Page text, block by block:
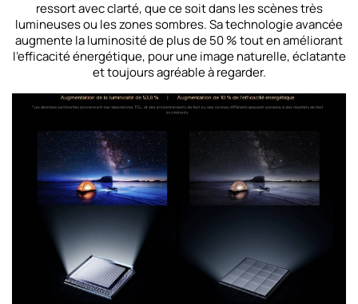
ressort avec clarté, que ce soit dans les scènes très
lumineuses ou les zones sombres. Sa technologie avancée
augmente la luminosité de plus de 50 % tout en améliorant
l’efficacité énergétique, pour une image naturelle, éclatante
et toujours agréable à regarder.